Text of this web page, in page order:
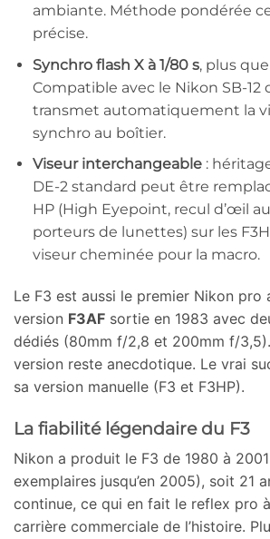
ambiante. Méthode pondérée
précise.
Synchro flash X à 1/80 s, plus que
Compatible avec le Nikon SB-12
transmet automatiquement la
synchro au boîtier.
Viseur interchangeable:
DE-2 standard peut être
HP (High Eyepoint, recul d’œil
porteurs de lunettes) sur les
viseur cheminée pour la macro.
Le F3 est aussi le premier Nikon pro
version F3AF sortie en 1983 avec
dédiés (80mm f/2,8 et 200mm f/
version reste anecdotique. Le vrai
sa version manuelle (F3 et F3HP).
La fiabilité légendaire du F3
Nikon a produit le F3 de 1980 à
exemplaires jusqu’en 2005), soit 21
continue, ce qui en fait le reflex pro
carrière commerciale de l’histoire.